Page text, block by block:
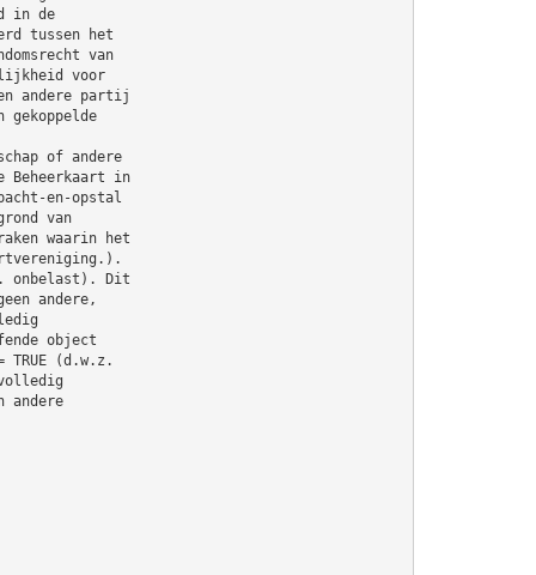
in de
tussen het
van
voor
andere partij
of andere
Beheerkaart in
en-opstal
van
waarin het
onbelast). Dit
andere,
object
(d.w.z.
andere